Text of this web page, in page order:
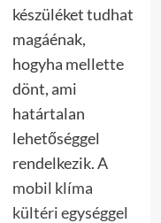
készüléket tudhat
magáénak,
hogyha mellette
dönt, ami
határtalan
lehetőséggel
rendelkezik. A
mobil klíma
kültéri egységgel